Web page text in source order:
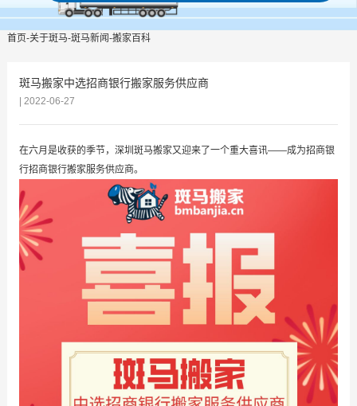
首页-关于斑马-斑马新闻-搬家百科
斑马搬家中选招商银行搬家服务供应商
| 2022-06-27
在六月是收获的季节，深圳斑马搬家又迎来了一个重大喜讯——成为招商银
行招商银行搬家服务供应商。